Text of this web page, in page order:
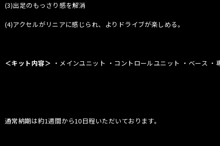
(3)出足のもっさり感を解消
(4)アクセルがリニアに感じられ、よりドライブが楽しめる。
＜キット内容＞ ・メインユニット ・コントロールユニット ・ベース ・
通常納期は約1週間から10日程いただいております。